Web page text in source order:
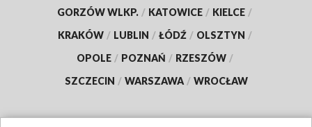
GORZÓW WLKP. / KATOWICE / KIELCE /
KRAKÓW / LUBLIN / ŁÓDŹ / OLSZTYN /
OPOLE / POZNAŃ / RZESZÓW /
SZCZECIN / WARSZAWA / WROCŁAW